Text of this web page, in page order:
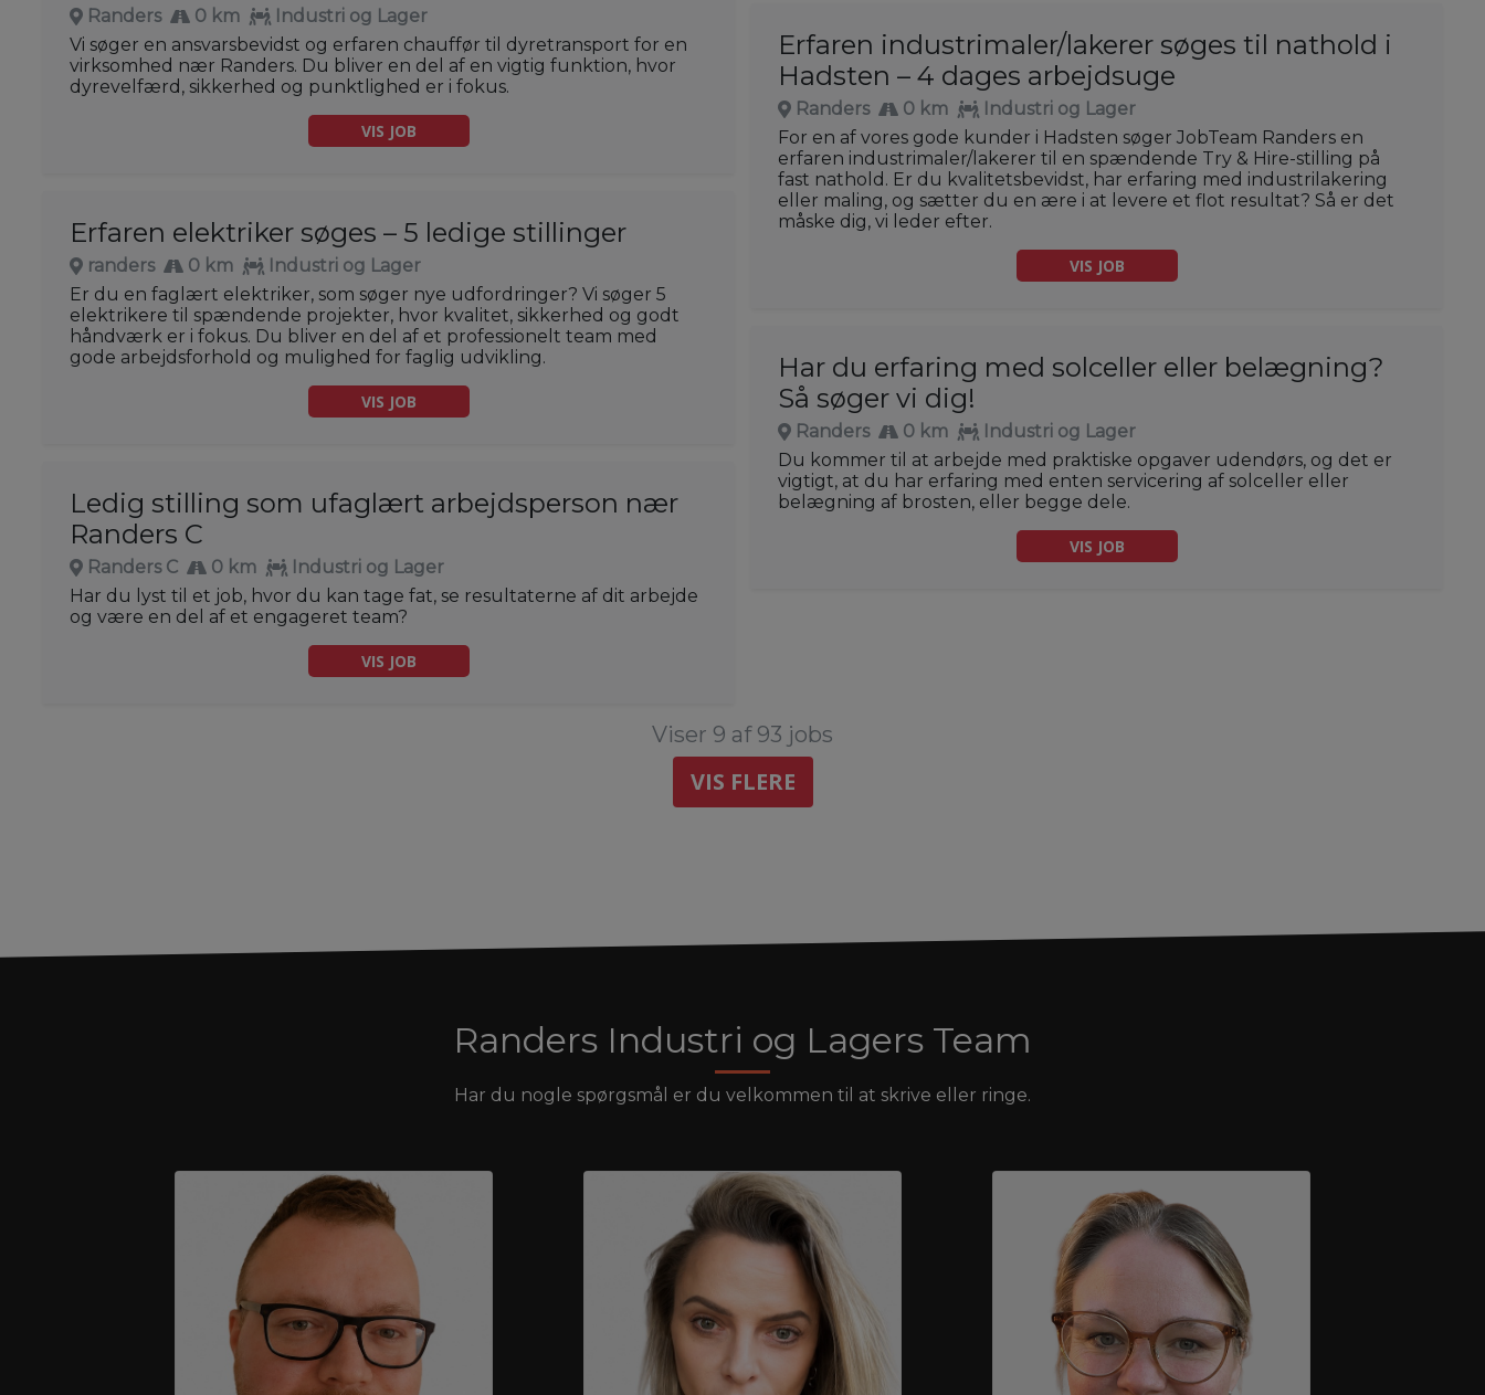
Randers 0 km
Industri og Lager
Vi søger en ansvarsbevidst og erfaren chauffør til dyretransport for en
virksomhed nær Randers. Du bliver en del af en vigtig funktion, hvor
dyrevelfærd, sikkerhed og punktlighed er i fokus.
VIS JOB
Erfaren industrimaler/lakerer søges til nathold i
Hadsten – 4 dages arbejdsuge
Randers 0 km
Industri og Lager
For en af vores gode kunder i Hadsten søger JobTeam Randers en
erfaren industrimaler/lakerer til en spændende Try & Hire-stilling på
fast nathold. Er du kvalitetsbevidst, har erfaring med industrilakering
eller maling, og sætter du en ære i at levere et flot resultat? Så er det
måske dig, vi leder efter.
VIS JOB
Erfaren elektriker søges – 5 ledige stillinger
randers 0 km
Industri og Lager
Er du en faglært elektriker, som søger nye udfordringer? Vi søger 5
elektrikere til spændende projekter, hvor kvalitet, sikkerhed og godt
håndværk er i fokus. Du bliver en del af et professionelt team med
gode arbejdsforhold og mulighed for faglig udvikling.
VIS JOB
Har du erfaring med solceller eller belægning?
Så søger vi dig!
Randers 0 km
Industri og Lager
Du kommer til at arbejde med praktiske opgaver udendørs, og det er
vigtigt, at du har erfaring med enten servicering af solceller eller
belægning af brosten, eller begge dele.
VIS JOB
Ledig stilling som ufaglært arbejdsperson nær
Randers C
Randers C 0 km
Industri og Lager
Har du lyst til et job, hvor du kan tage fat, se resultaterne af dit arbejde
og være en del af et engageret team?
VIS JOB
Viser 9 af 93 jobs
VIS FLERE
Randers Industri og Lagers Team
Har du nogle spørgsmål er du velkommen til at skrive eller ringe.